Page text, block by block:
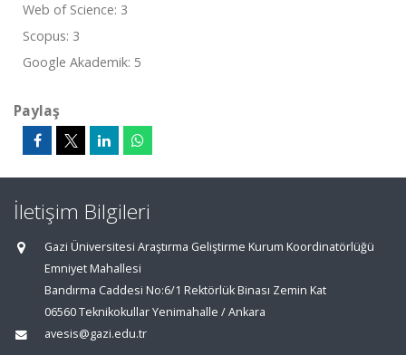
Web of Science: 3
Scopus: 3
Google Akademik: 5
Paylaş
İletişim Bilgileri
Gazi Üniversitesi Araştırma Geliştirme Kurum Koordinatörlüğü
Emniyet Mahallesi
Bandırma Caddesi No:6/1 Rektörlük Binası Zemin Kat
06560 Teknikokullar Yenimahalle / Ankara
avesis@gazi.edu.tr